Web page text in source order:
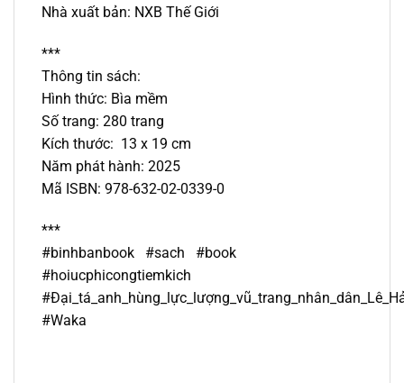
Nhà xuất bản: NXB Thế Giới
***
Thông tin sách:
Hình thức: Bìa mềm
Số trang: 280 trang
Kích thước: 13 x 19 cm
Năm phát hành: 2025
Mã ISBN: 978-632-02-0339-0
***
#binhbanbook #sach #book
#hoiucphicongtiemkich
#Waka